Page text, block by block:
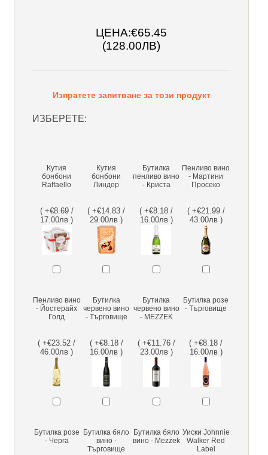
ЦЕНА:€65.45
(128.00ЛВ)
Изпратете запитване за този продукт
ИЗБЕРЕТЕ:
Кутия
бонбони
Raffaello
( +€8.69 /
17.00лв )
Кутия
бонбони
Линдор
( +€14.83 /
29.00лв )
Бутилка
пенливо вино
- Криста
( +€8.18 /
16.00лв )
Пенливо вино
- Мартини
Просеко
( +€21.99 /
43.00лв )
Пенливо вино
- Йостерайх
Голд
( +€23.52 /
46.00лв )
Бутилка
червено вино
- Търговище
( +€8.18 /
16.00лв )
Бутилка
червено вино
- MEZZEK
( +€11.76 /
23.00лв )
Бутилка розе
- Търговище
( +€8.18 /
16.00лв )
Бутилка розе
- Черга
Бутилка бяло
вино -
Търговище
Бутилка бяло
вино - Mezzek
Уиски Johnnie
Walker Red
Label